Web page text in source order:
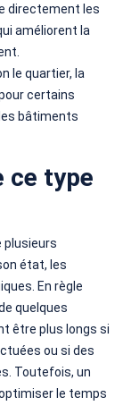
directement les
améliorent la
le quartier, la
certains
bâtiments
ce type
plusieurs
état, les
En règle
quelques
être plus longs si
ou si des
Toutefois, un
le temps